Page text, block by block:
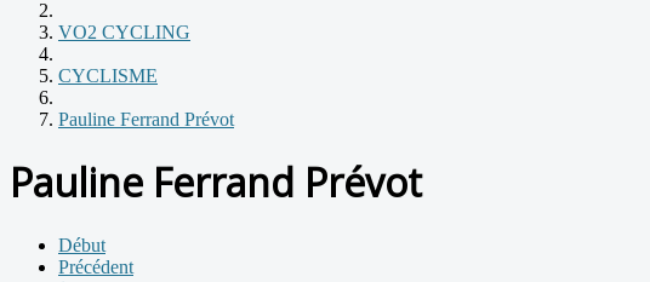
VO2 CYCLING
CYCLISME
Pauline Ferrand Prévot
Pauline Ferrand Prévot
Début
Précédent